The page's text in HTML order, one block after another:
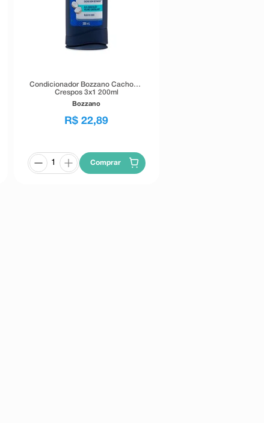
Condicionador Bozzano Cachos e
Crespos 3x1 200ml
Bozzano
R$ 22,89
Comprar